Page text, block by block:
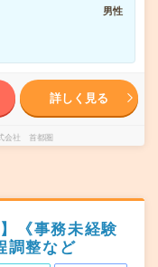
男性
詳しく見る
会社 首都圏
《事務未経験
調整など